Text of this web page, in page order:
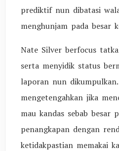
prediktif nun dibatasi
menghunjam pada besar
Nate Silver berfocus
serta menyidik status
laporan nun
mengetengahkan jika
mau kandas sebab besar
penangkapan dengan
ketidakpastian memakai